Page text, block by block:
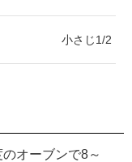
小さじ1/2
オーブンで8～